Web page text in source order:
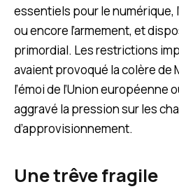
essentiels pour le numérique,
ou encore l’armement, et
primordial. Les restrictions
avaient provoqué la colère de
l’émoi de l’Union européenne
aggravé la pression sur les
d’approvisionnement.
Une trêve fragile